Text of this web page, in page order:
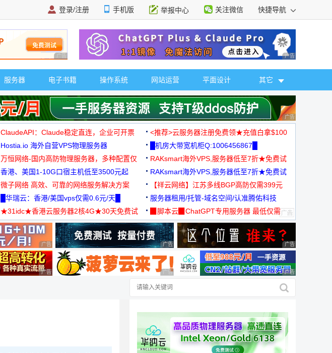
登录/注册 手机版 举报中心 关注微信 快捷导航
广告 商业广告，理性选择 广告 商业广告，理
服务器 电子书籍 操作系统 网站运营 平面设计 其它
广告 商业广告，理
ClaudeAPI：Claude稳定直连，企业可开票
<推荐>云服务器注册免费领★充值白拿$100
Hostia.io 海外自营VPS物理服务器
█机房大带宽机柜Q:1006456867█
万恒网络-国内高防物理服务器，多种配置仅
99元/月起
RAKsmart海外VPS,服务器低至7折★免费试
用★
香港、美国1-10G口宿主机低至3500元起
RAKsmart海外VPS,服务器低至7折★免费试
用★
微子网络 高效、可靠的网络服务解决方案
【祥云网络】江苏多线BGP高防仅需399元
█华瑞云：香港/美国vps仅需0.6元/天█
服务器租用/托管-域名空间/认准腾佑科技
★31idc★香港云服务器2核4G★30天免费试
用◆
▉脚本云▉ChatGPT专用服务器 最低仅需
19元/月
广告 商业广告，理性选择 广告 商业广告，理性选择 广告 商业广告，理
广告 商业广告，理性选择 广告 商业广告，理性选择 广告 商业广告，理